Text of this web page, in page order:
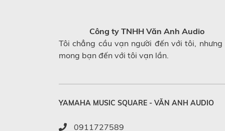
Công ty TNHH Văn Anh Audio
Tôi chẳng cầu vạn người đến với tôi, nhưng
mong bạn đến với tôi vạn lần.
YAMAHA MUSIC SQUARE - VĂN ANH AUDIO
0911727589